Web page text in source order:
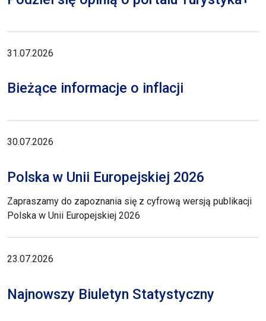
31.07.2026
Bieżące informacje o inflacji
30.07.2026
Polska w Unii Europejskiej 2026
Zapraszamy do zapoznania się z cyfrową wersją publikacji
Polska w Unii Europejskiej 2026
23.07.2026
Najnowszy Biuletyn Statystyczny